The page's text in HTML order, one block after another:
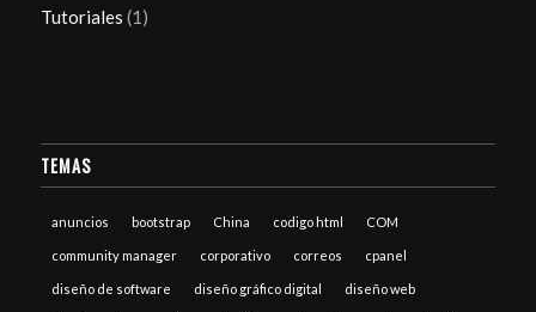
Tutoriales (1)
TEMAS
anuncios bootstrap China codigo html COM
community manager corporativo correos cpanel
diseño de software diseño gráfico digital diseño web